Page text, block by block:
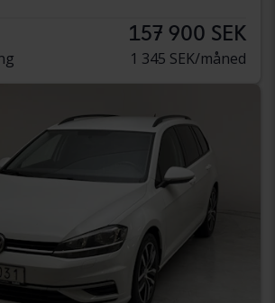
157 900 SEK
1 345 SEK/måned